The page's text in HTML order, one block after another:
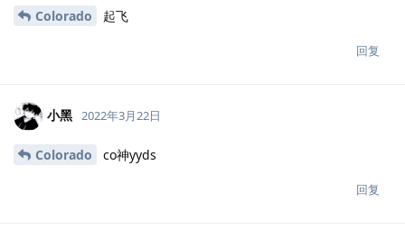
Colorado 起飞
回复
小黑 2022年3月22日
Colorado co神yyds
回复